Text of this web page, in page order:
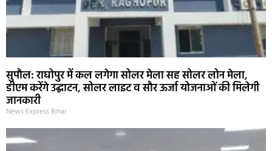
सुपौल: राघोपुर में कल लगेगा सोलर मेला सह सोलर लोन मेला,
डीएम करेंगे उद्घाटन, सोलर लाइट व सौर ऊर्जा योजनाओं की मिलेगी
जानकारी
News Express Bihar